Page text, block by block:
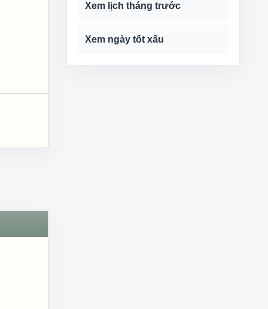
Xem lịch tháng trước
Xem ngày tốt xấu